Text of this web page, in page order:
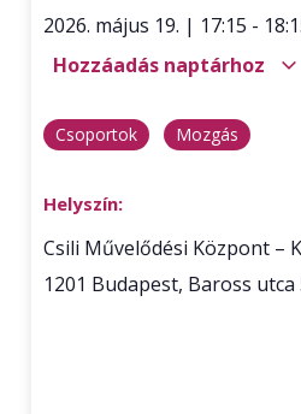
2026. május 19. | 17:15 -
Hozzáadás naptárhoz
Csoportok Mozgás
Helyszín:
Csili Művelődési Központ –
1201 Budapest, Baross utca